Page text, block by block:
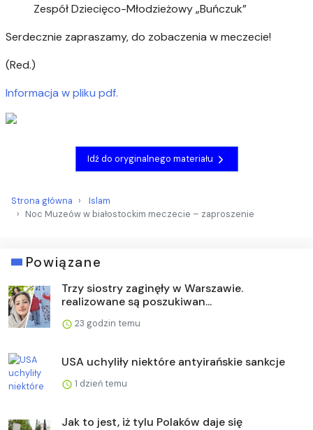
Zespół Dziecięco-Młodzieżowy „Buńczuk”
Serdecznie zapraszamy, do zobaczenia w meczecie!
(Red.)
Informacja w pliku pdf.
Idź do oryginalnego materiału
Strona główna
Islam
Noc Muzeów w białostockim meczecie – zaproszenie
Powiązane
Trzy siostry zaginęły w Warszawie.
realizowane są poszukiwan...
23 godzin temu
USA uchyliły niektóre antyirańskie sankcje
1 dzień temu
Jak to jest, iż tylu Polaków daje się